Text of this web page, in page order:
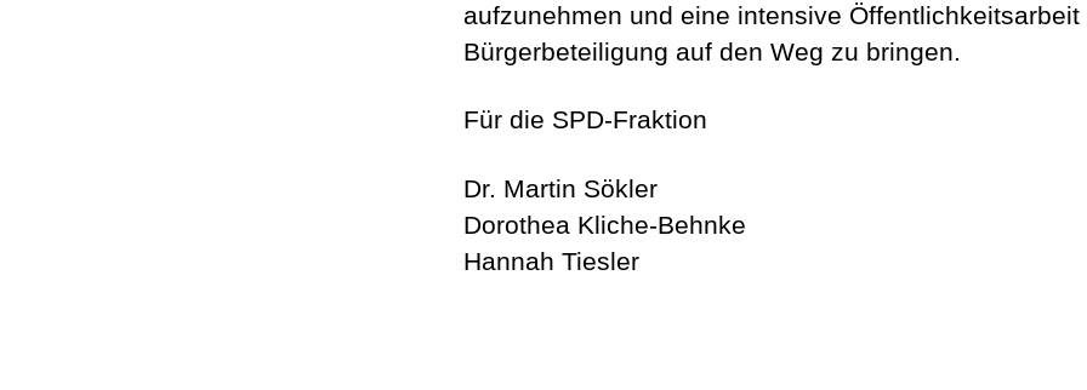
aufzunehmen und eine intensive Öffentlichkeitsarbeit
Bürgerbeteiligung auf den Weg zu bringen.
Für die SPD-Fraktion
Dr. Martin Sökler
Dorothea Kliche-Behnke
Hannah Tiesler